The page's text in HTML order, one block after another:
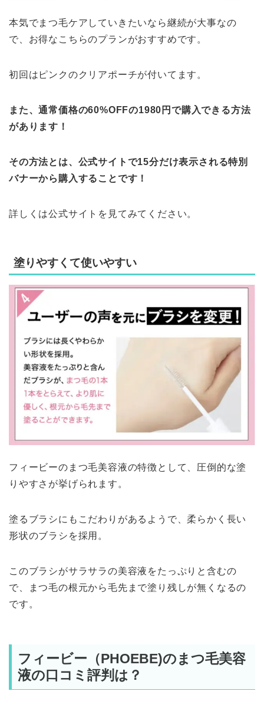
本気でまつ毛ケアしていきたいなら継続が大事なの
で、お得なこちらのプランがおすすめです。
初回はピンクのクリアポーチが付いてます。
また、通常価格の60%OFFの1980円で購入できる方法
があります！
その方法とは、 公式サイトで15分だけ表示される特別
バナーから購入することです！
詳しくは公式サイトを見てみてください。
塗りやすくて使いやすい
フィービーのまつ毛美容液の特徴として、圧倒的な塗
りやすさが挙げられます。
塗るブラシにもこだわりがあるようで、柔らかく長い
形状のブラシを採用。
このブラシがサラサラの美容液をたっぷりと含むの
で、まつ毛の根元から毛先まで塗り残しが無くなるの
です。
フィービー（PHOEBE)のまつ毛美容
液の口コミ評判は？